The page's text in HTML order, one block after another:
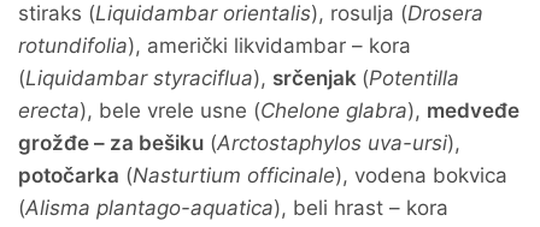
stiraks (Liquidambar orientalis), rosulja (Drosera
rotundifolia), američki likvidambar – kora
(Liquidambar styraciflua), srčenjak (Potentilla
erecta), bele vrele usne (Chelone glabra), medveđe
grožđe – za bešiku (Arctostaphylos uva-ursi),
potočarka (Nasturtium officinale), vodena bokvica
(Alisma plantago-aquatica), beli hrast – kora